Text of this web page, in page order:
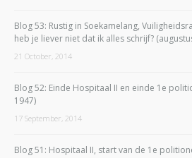
Blog 53: Rustig in Soekamelang,
heb je liever niet dat ik alles schrijf?
21 October, 2014
Blog 52: Einde Hospitaal II en einde 1e
1947)
17 September, 2014
Blog 51: Hospitaal II, start van de 1e